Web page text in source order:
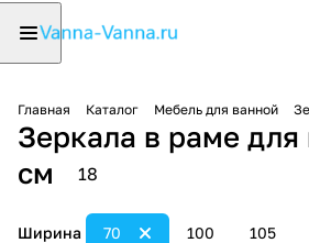
Главная Каталог Мебель для ванной
Зеркала в раме для
см
18
Ширина 100 105
70